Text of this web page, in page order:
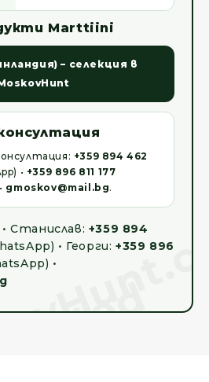
Marttiini
– селекция в
+359 894 462
• +359 896 811 177
gmoskov@mail.bg.
Станислав: +359 894
• Георги:+359 896
•